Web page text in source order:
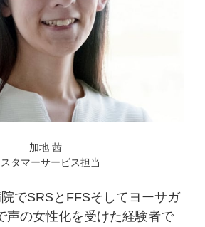
加地 茜
タマーサービス担当
でSRSとFFSそしてヨーサガ
声の女性化を受けた経験者で